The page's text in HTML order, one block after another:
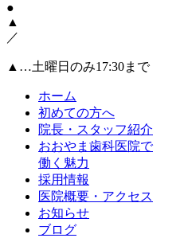
●
▲
／
▲ …土曜日のみ17:30まで
ホーム
初めての方へ
院長・スタッフ紹介
おおやま歯科医院で
働く魅力
採用情報
医院概要・アクセス
お知らせ
ブログ